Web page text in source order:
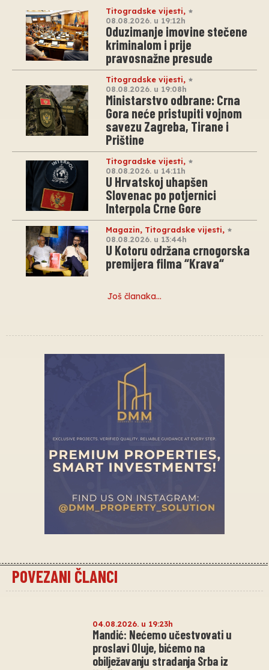
Titogradske vijesti,
08.08.2026. u 19:12h
Oduzimanje imovine stečene
kriminalom i prije
pravosnažne presude
Titogradske vijesti,
08.08.2026. u 19:08h
Ministarstvo odbrane: Crna
Gora neće pristupiti vojnom
savezu Zagreba, Tirane i
Prištine
Titogradske vijesti,
08.08.2026. u 14:11h
U Hrvatskoj uhapšen
Slovenac po potjernici
Interpola Crne Gore
Magazin, Titogradske vijesti,
08.08.2026. u 13:44h
U Kotoru održana crnogorska
premijera filma “Krava“
Još članaka…
POVEZANI ČLANCI
04.08.2026. u 19:23h
Mandić: Nećemo učestvovati u
proslavi Oluje, bićemo na
obilježavanju stradanja Srba iz